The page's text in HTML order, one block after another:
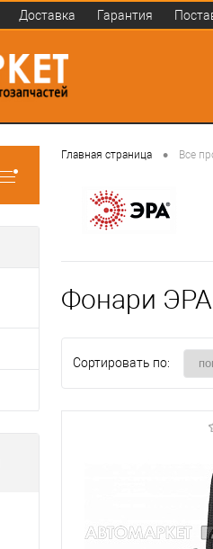
Доставка Гарантия
Главная страница • Все
Фонари ЭРА
Сортировать по: